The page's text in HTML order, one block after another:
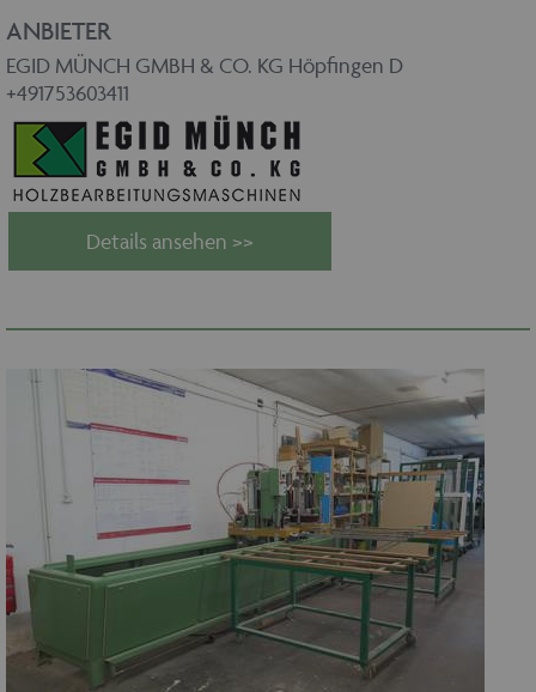
ANBIETER
EGID MÜNCH GMBH & CO. KG Höpfingen D
+491753603411
Details ansehen >>